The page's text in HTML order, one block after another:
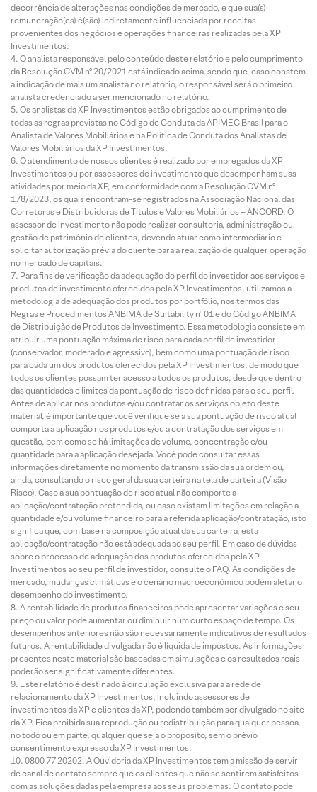
decorrência de alterações nas condições de mercado, e que sua(s)
remuneração(es) é(são) indiretamente influenciada por receitas
provenientes dos negócios e operações financeiras realizadas pela XP
Investimentos.
O analista responsável pelo conteúdo deste relatório e pelo cumprimento
da Resolução CVM nº 20/2021 está indicado acima, sendo que, caso constem
a indicação de mais um analista no relatório, o responsável será o primeiro
analista credenciado a ser mencionado no relatório.
Os analistas da XP Investimentos estão obrigados ao cumprimento de
todas as regras previstas no Código de Conduta da APIMEC Brasil para o
Analista de Valores Mobiliários e na Política de Conduta dos Analistas de
Valores Mobiliários da XP Investimentos.
O atendimento de nossos clientes é realizado por empregados da XP
Investimentos ou por assessores de investimento que desempenham suas
atividades por meio da XP, em conformidade com a Resolução CVM nº
178/2023, os quais encontram-se registrados na Associação Nacional das
Corretoras e Distribuidoras de Títulos e Valores Mobiliários – ANCORD. O
assessor de investimento não pode realizar consultoria, administração ou
gestão de patrimônio de clientes, devendo atuar como intermediário e
solicitar autorização prévia do cliente para a realização de qualquer operação
no mercado de capitais.
Para fins de verificação da adequação do perfil do investidor aos serviços e
produtos de investimento oferecidos pela XP Investimentos, utilizamos a
metodologia de adequação dos produtos por portfólio, nos termos das
Regras e Procedimentos ANBIMA de Suitability nº 01 e do Código ANBIMA
de Distribuição de Produtos de Investimento. Essa metodologia consiste em
atribuir uma pontuação máxima de risco para cada perfil de investidor
(conservador, moderado e agressivo), bem como uma pontuação de risco
para cada um dos produtos oferecidos pela XP Investimentos, de modo que
todos os clientes possam ter acesso a todos os produtos, desde que dentro
das quantidades e limites da pontuação de risco definidas para o seu perfil.
Antes de aplicar nos produtos e/ou contratar os serviços objeto deste
material, é importante que você verifique se a sua pontuação de risco atual
comporta a aplicação nos produtos e/ou a contratação dos serviços em
questão, bem como se há limitações de volume, concentração e/ou
quantidade para a aplicação desejada. Você pode consultar essas
informações diretamente no momento da transmissão da sua ordem ou,
ainda, consultando o risco geral da sua carteira na tela de carteira (Visão
Risco). Caso a sua pontuação de risco atual não comporte a
aplicação/contratação pretendida, ou caso existam limitações em relação à
quantidade e/ou volume financeiro para a referida aplicação/contratação, isto
significa que, com base na composição atual da sua carteira, esta
aplicação/contratação não está adequada ao seu perfil. Em caso de dúvidas
sobre o processo de adequação dos produtos oferecidos pela XP
Investimentos ao seu perfil de investidor, consulte o FAQ. As condições de
mercado, mudanças climáticas e o cenário macroeconômico podem afetar o
desempenho do investimento.
A rentabilidade de produtos financeiros pode apresentar variações e seu
preço ou valor pode aumentar ou diminuir num curto espaço de tempo. Os
desempenhos anteriores não são necessariamente indicativos de resultados
futuros. A rentabilidade divulgada não é líquida de impostos. As informações
presentes neste material são baseadas em simulações e os resultados reais
poderão ser significativamente diferentes.
Este relatório é destinado à circulação exclusiva para a rede de
relacionamento da XP Investimentos, incluindo assessores de
investimentos da XP e clientes da XP, podendo também ser divulgado no site
da XP. Fica proibida sua reprodução ou redistribuição para qualquer pessoa,
no todo ou em parte, qualquer que seja o propósito, sem o prévio
consentimento expresso da XP Investimentos.
0800 77 20202. A Ouvidoria da XP Investimentos tem a missão de servir
de canal de contato sempre que os clientes que não se sentirem satisfeitos
com as soluções dadas pela empresa aos seus problemas. O contato pode